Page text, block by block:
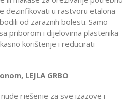
dezinfikovati u rastvoru etalona
od zaraznih bolesti. Samo
priborom i dijelovima plastenika
korištenje i reducirati
LEJLA GRBO
nude rješenje za sve izazove i